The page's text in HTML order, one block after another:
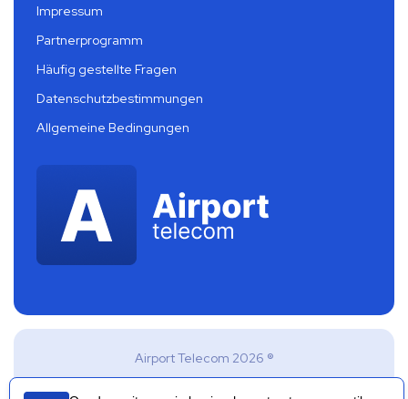
Impressum
Partnerprogramm
Häufig gestellte Fragen
Datenschutzbestimmungen
Allgemeine Bedingungen
Airport Telecom 2026 ®